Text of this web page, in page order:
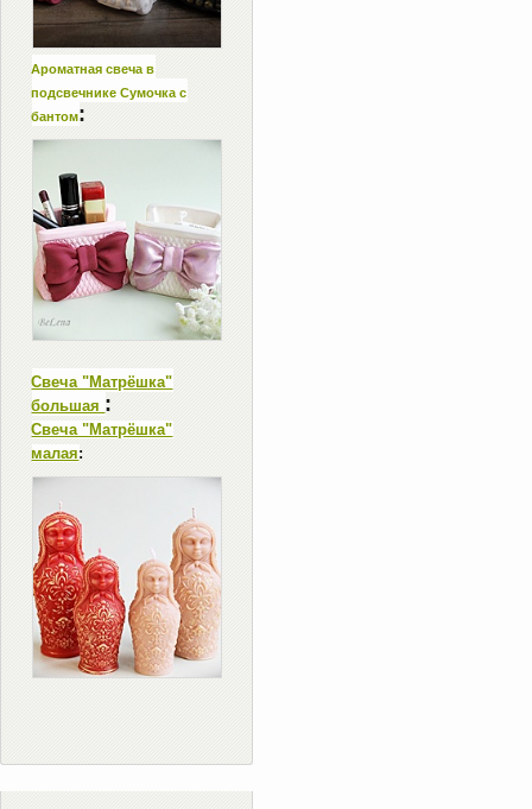
Ароматная свеча в
подсвечнике Сумочка с
бантом:
Свеча "Матрёшка"
большая :
Свеча "Матрёшка"
малая: